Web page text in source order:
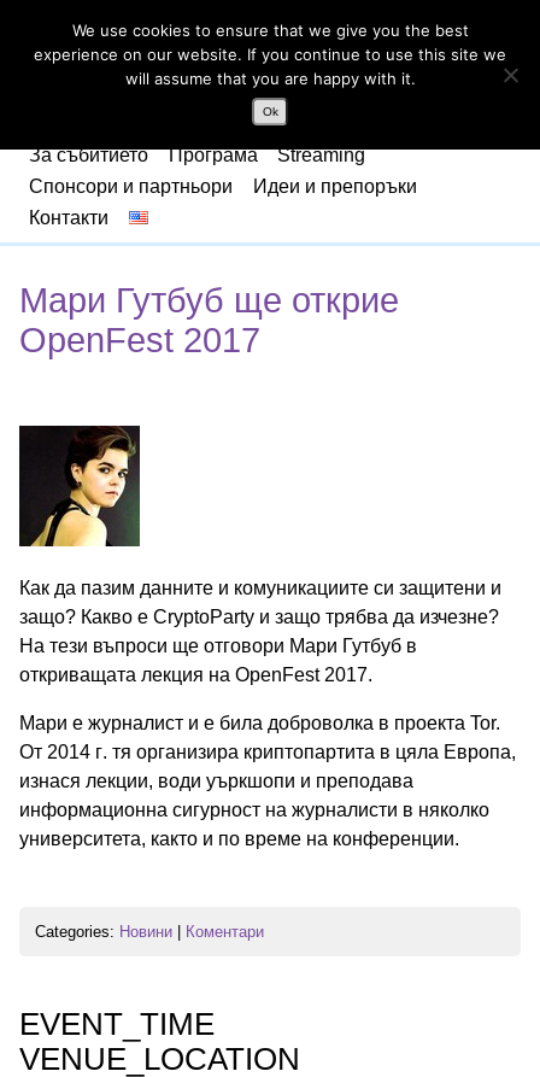
За събитието Програма
Streaming
Спонсори и партньори
Идеи и препоръки
Контакти
Мари Гутбуб ще открие
OpenFest 2017
Как да пазим данните и комуникациите си защитени и
защо? Какво е CryptoParty и защо трябва да изчезне?
На тези въпроси ще отговори Мари Гутбуб в
откриващата лекция на OpenFest 2017.
Мари е журналист и е била доброволка в проекта Tor.
От 2014 г. тя организира криптопартита в цяла Европа,
изнася лекции, води уъркшопи и преподава
информационна сигурност на журналисти в няколко
университета, както и по време на конференции.
Categories: Новини Коментари
EVENT_TIME
VENUE_LOCATION
We use cookies to ensure that we give you the best
experience on our website. If you continue to use this site we
will assume that you are happy with it.
Ok